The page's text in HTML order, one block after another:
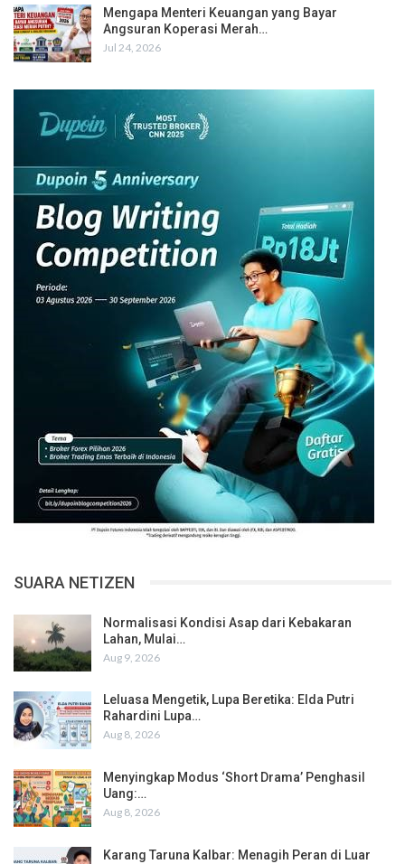
Mengapa Menteri Keuangan yang Bayar
Angsuran Koperasi Merah…
Jul 24, 2026
SUARA NETIZEN
Normalisasi Kondisi Asap dari Kebakaran
Lahan, Mulai…
Aug 9, 2026
Leluasa Mengetik, Lupa Beretika: Elda Putri
Rahardini Lupa…
Aug 8, 2026
Menyingkap Modus ‘Short Drama’ Penghasil
Uang:…
Aug 8, 2026
Karang Taruna Kalbar: Menagih Peran di Luar